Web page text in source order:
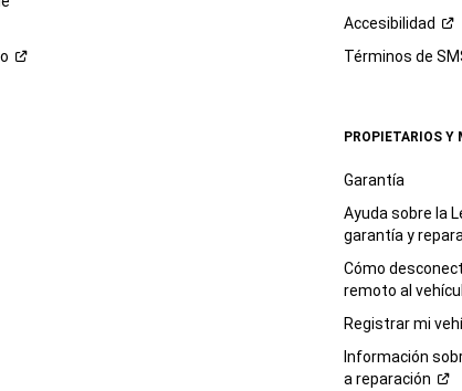
Accesibilidad
Términos de
PROPIETARIOS Y
Garantía
Ayuda sobre la
garantía y
Cómo
remoto al
Registrar mi
Información
areparación